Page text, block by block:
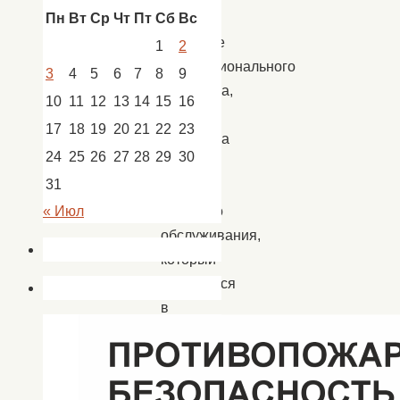
Накануне
профессионального
праздника,
работника
ЖКХ
бытового
обслуживания,
который
отмечается
в
году
18
Пн Вт Ср Чт Пт Сб Вс
1
2
3
4 5 6 7 8
9
10 11 12 13 14 15 16
17 18 19 20 21 22 23
24 25 26 27 28 29 30
31
« Июл